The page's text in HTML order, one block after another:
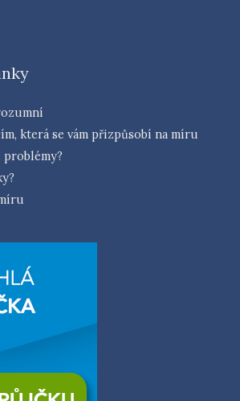
která se vám přizpůsobí na míru
problémy?